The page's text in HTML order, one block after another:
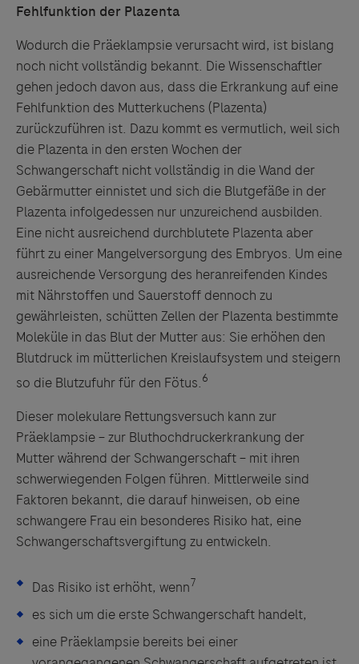
Fehlfunktion der Plazenta
Wodurch die Präeklampsie verursacht wird, ist bislang
noch nicht vollständig bekannt. Die Wissenschaftler
gehen jedoch davon aus, dass die Erkrankung auf eine
Fehlfunktion des Mutterkuchens (Plazenta)
zurückzuführen ist. Dazu kommt es vermutlich, weil sich
die Plazenta in den ersten Wochen der
Schwangerschaft nicht vollständig in die Wand der
Gebärmutter einnistet und sich die Blutgefäße in der
Plazenta infolgedessen nur unzureichend ausbilden.
Eine nicht ausreichend durchblutete Plazenta aber
führt zu einer Mangelversorgung des Embryos. Um eine
ausreichende Versorgung des heranreifenden Kindes
mit Nährstoffen und Sauerstoff dennoch zu
gewährleisten, schütten Zellen der Plazenta bestimmte
Moleküle in das Blut der Mutter aus: Sie erhöhen den
Blutdruck im mütterlichen Kreislaufsystem und steigern
so die Blutzufuhr für den Fötus.6
Dieser molekulare Rettungsversuch kann zur
Präeklampsie – zur Bluthochdruckerkrankung der
Mutter während der Schwangerschaft – mit ihren
schwerwiegenden Folgen führen. Mittlerweile sind
Faktoren bekannt, die darauf hinweisen, ob eine
schwangere Frau ein besonderes Risiko hat, eine
Schwangerschaftsvergiftung zu entwickeln.
Das Risiko ist erhöht, wenn7
es sich um die erste Schwangerschaft handelt,
eine Präeklampsie bereits bei einer